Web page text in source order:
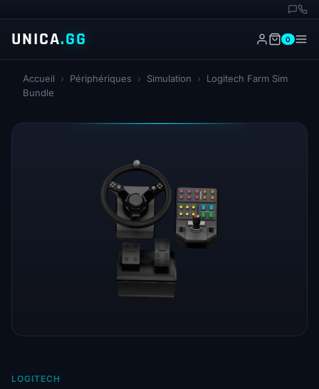
UNICA.GG 0
Accueil › Périphériques › Simulation ›
Logitech Farm Sim
Bundle
LOGITECH